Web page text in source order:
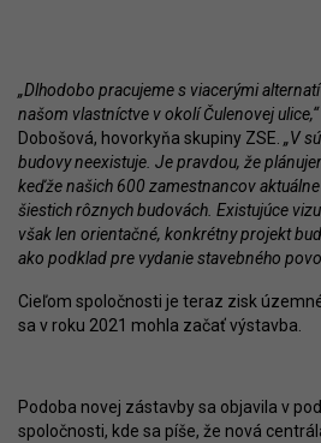
„Dlhodobo pracujeme s viacerými
našom vlastníctve v okolí Čulenovej ulice,“
Dobošová, hovorkyňa skupiny ZSE. „V
budovy neexistuje. Je pravdou, že
keďže našich 600 zamestnancov
šiestich rôznych budovách. Existujúce
však len orientačné, konkrétny projekt
ako podklad pre vydanie stavebného
Cieľom spoločnosti je teraz zisk
sa v roku 2021 mohla začať výstavba.
Podoba novej zástavby sa objavila v
spoločnosti, kde sa píše, že nová